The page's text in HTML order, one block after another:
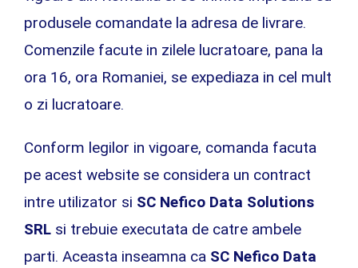
produsele comandate la adresa de livrare.
Comenzile facute in zilele lucratoare, pana la
ora 16, ora Romaniei, se expediaza in cel mult
o zi lucratoare.
Conform legilor in vigoare, comanda facuta
pe acest website se considera un contract
intre utilizator si SC Nefico Data Solutions
SRLsi trebuie executata de catre ambele
parti. Aceasta inseamna ca SC Nefico Data